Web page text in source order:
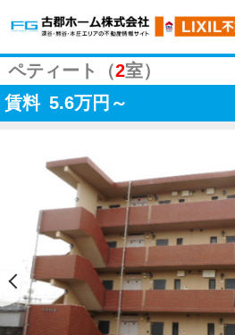
ペティート（2室）
賃料 5.6万円～